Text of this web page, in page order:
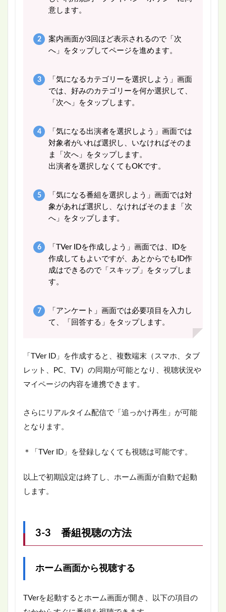
意します。
案内画面が3回ほど表示されるので「次
へ」をタップしてページを進めます。
「気になるカテゴリーを選択しよう」画面
では、好みのカテゴリーを何か選択して、
「次へ」をタップします。
「気になる出演者を選択しよう」画面では
対象者がいれば選択し、いなければそのま
ま「次へ」をタップします。
出演者を選択しなくてもOKです。
「気になる番組を選択しよう」画面では対
象があれば選択し、なければそのまま「次
へ」をタップします。
「TVer IDを作成しよう」画面では、IDを
作成してもよいですが、あとからでもID作
成はできるので「スキップ」をタップしま
す。
「アンケート」画面では必要項目を入力し
て、「回答する」をタップします。
「TVer ID」を作成すると、複数端末（スマホ、タブ
レット、PC、TV）の同期が可能となり、視聴状況や
マイページの内容を連携できます。
さらにリアルタイム配信で「追っかけ再生」が可能
となります。
＊「TVer ID」を登録しなくても視聴は可能です。
以上で初期設定は終了し、ホーム画面が自動で起動
します。
3-3 番組視聴の方法
ホーム画面から視聴する
TVerを起動するとホーム画面が開き、以下の項目の